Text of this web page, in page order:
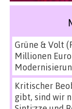
Grüne & Volt
Millionen
Kritischer
gibt, sind wir